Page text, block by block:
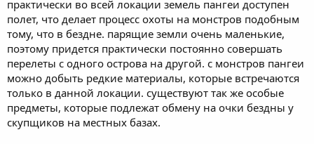
практически во всей локации земель пангеи доступен
полет, что делает процесс охоты на монстров подобным
тому, что в бездне. парящие земли очень маленькие,
поэтому придется практически постоянно совершать
перелеты с одного острова на другой. с монстров пангеи
можно добыть редкие материалы, которые встречаются
только в данной локации. существуют так же особые
предметы, которые подлежат обмену на очки бездны у
скупщиков на местных базах.